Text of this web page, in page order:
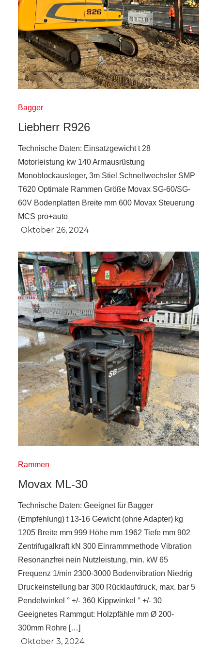
Bagger
Liebherr R926
Technische Daten: Einsatzgewicht t 28
Motorleistung kw 140 Armausrüstung
Monoblockausleger, 3m Stiel Schnellwechsler SMP
T620 Optimale Rammen Größe Movax SG-60/SG-
60V Bodenplatten Breite mm 600 Movax Steuerung
MCS pro+auto
Rammen
Movax ML-30
Technische Daten: Geeignet für Bagger
(Empfehlung) t 13-16 Gewicht (ohne Adapter) kg
1205 Breite mm 999 Höhe mm 1962 Tiefe mm 902
Zentrifugalkraft kN 300 Einrammmethode Vibration
Resonanzfrei nein Nutzleistung, min. kW 65
Frequenz 1/min 2300-3000 Bodenvibration Niedrig
Druckeinstellung bar 300 Rücklaufdruck, max. bar 5
Pendelwinkel ° +/- 360 Kippwinkel ° +/- 30
Geeignetes Rammgut: Holzpfähle mm Ø 200-
300mm Rohre […]